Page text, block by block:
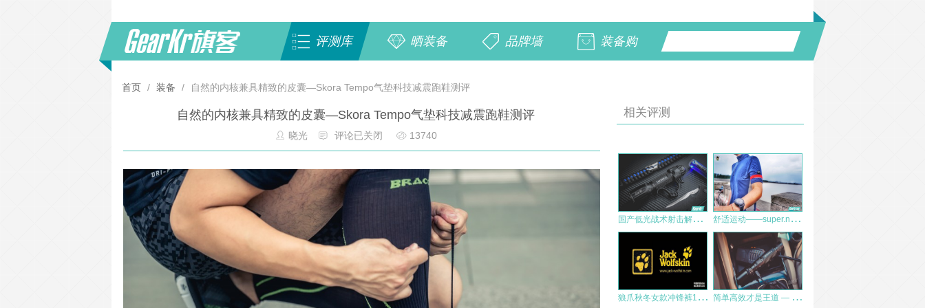
评测库 晒装备 品牌墙 装备购
首页 / 装备 / 自然的内核兼具精致的皮囊—Skora Tempo气垫科技减震跑鞋测评
自然的内核兼具精致的皮囊—Skora Tempo气垫科技减震跑鞋测评
晓光 评论已关闭 13740
相关评测
国
产低光战术射击解决方案——NEXTORCH纳丽德战术手电指环测评 舒
适运动——super.natural多功能运动上衣
狼
爪秋冬女款冲锋裤1101912 测评报告 简
单高效才是王道 — 纳丽德 P60 使用心得